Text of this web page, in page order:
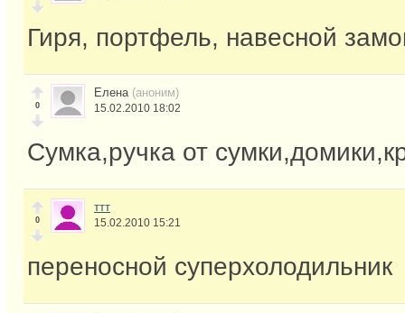
Гиря, портфель, навесной
0
Елена (аноним)
15.02.2010 18:02
Сумка,ручка от
0
ттт
15.02.2010 15:21
переносной суперхолодильник